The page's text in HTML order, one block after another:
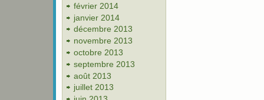
février 2014
janvier 2014
décembre 2013
novembre 2013
octobre 2013
septembre 2013
août 2013
juillet 2013